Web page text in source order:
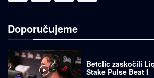
Doporučujeme
Betclic zaskočili
Stake Pulse Beat I